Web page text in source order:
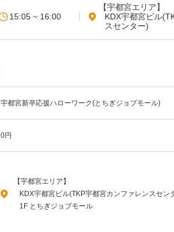
15:05 ~ 16:00
【宇都宮エリア】
KDX宇都宮ビル
スセンター)
宇都宮新卒応援ハローワーク(とちぎジョブモール)
0円
【宇都宮エリア】
KDX宇都宮ビル(TKP宇都宮カンファレンスセン
1F とちぎジョブモール